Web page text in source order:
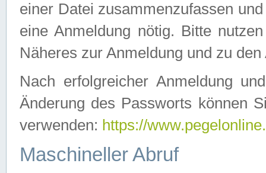
einer Datei zusammenzufassen
eine Anmeldung nötig. Bitte
Näheres zur Anmeldung und zu
Nach erfolgreicher Anmeldung
Änderung des Passworts können
verwenden: https://
Maschineller Abruf